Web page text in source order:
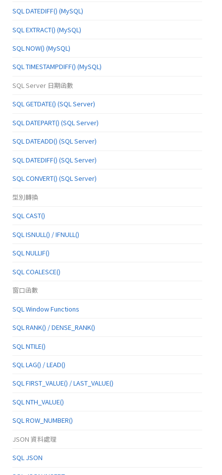
SQL DATEDIFF() (MySQL)
SQL EXTRACT() (MySQL)
SQL NOW() (MySQL)
SQL TIMESTAMPDIFF() (MySQL)
SQL Server 日期函數
SQL GETDATE() (SQL Server)
SQL DATEPART() (SQL Server)
SQL DATEADD() (SQL Server)
SQL DATEDIFF() (SQL Server)
SQL CONVERT() (SQL Server)
型別轉換
SQL CAST()
SQL ISNULL() / IFNULL()
SQL NULLIF()
SQL COALESCE()
窗口函數
SQL Window Functions
SQL RANK() / DENSE_RANK()
SQL NTILE()
SQL LAG() / LEAD()
SQL FIRST_VALUE() / LAST_VALUE()
SQL NTH_VALUE()
SQL ROW_NUMBER()
JSON 資料處理
SQL JSON